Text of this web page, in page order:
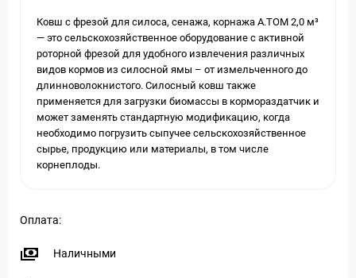
Ковш с фрезой для силоса, сенажа, корнажа А.ТОМ 2,0 м³
— это сельскохозяйственное оборудование с активной
роторной фрезой для удобного извлечения различных
видов кормов из силосной ямы – от измельченного до
длинноволокнистого. Силосный ковш также
применяется для загрузки биомассы в кормораздатчик и
может заменять стандартную модификацию, когда
необходимо погрузить сыпучее сельскохозяйственное
сырье, продукцию или материалы, в том числе
корнеплоды.
Оплата:
Наличными